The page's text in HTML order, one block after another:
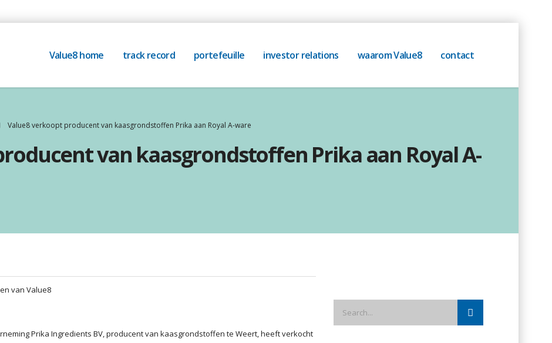
Value8 home track record portefeuille investor relations waarom Value8 contact
Value8 verkoopt producent van kaasgrondstoffen Prika aan Royal A-ware
van kaasgrondstoffen Prika aan Royal A-
van Value8
Prika Ingredients BV, producent van kaasgrondstoffen te Weert, heeft verkocht